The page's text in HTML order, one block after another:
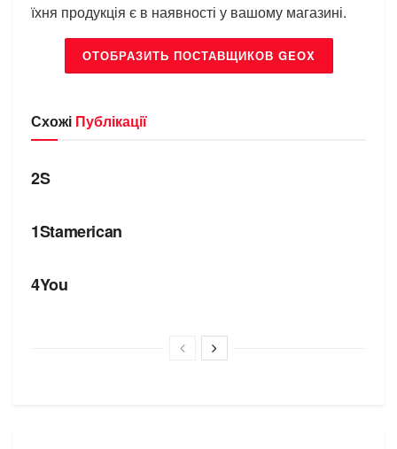
їхня продукція є в наявності у вашому магазині.
ОТОБРАЗИТЬ ПОСТАВЩИКОВ GEOX
Схожі Публікації
БРЕНДИ
2S
1Stamerican
4You